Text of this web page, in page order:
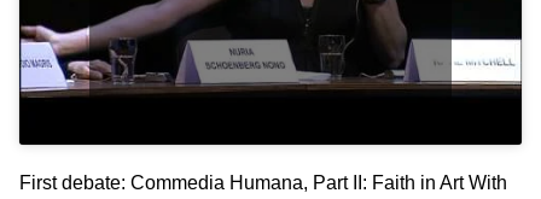
First debate: Commedia Humana, Part II: Faith in Art With